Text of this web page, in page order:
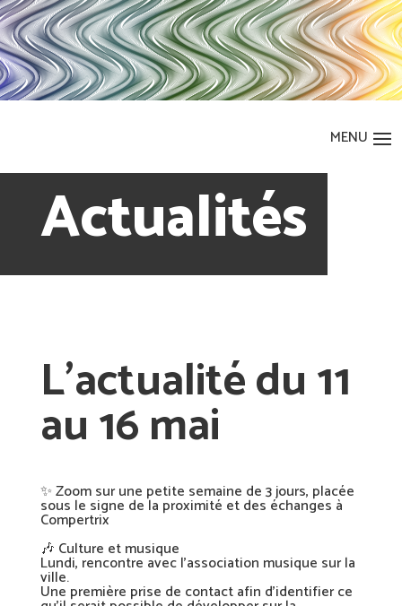
Actualités
L’actualité du 11
au 16 mai
✨ Zoom sur une petite semaine de 3 jours, placée
sous le signe de la proximité et des échanges à
Compertrix
🎶 Culture et musique
Lundi, rencontre avec l’association musique sur la
ville.
Une première prise de contact afin d’identifier ce